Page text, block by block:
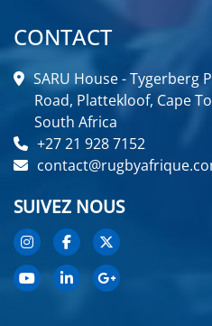
CONTACT
SARU House - Tygerberg
Road, Plattekloof, Cape
South Africa
+27 21 928 7152
SUIVEZ NOUS